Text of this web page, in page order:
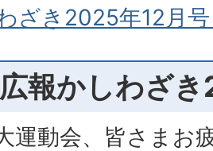
ざき2025年12月
報かしわざ
運動会、皆さまお